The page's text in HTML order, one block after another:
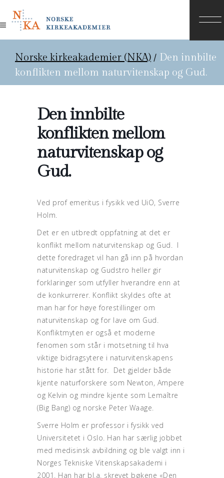
Norske kirkeakademier (NKA) / Den innbilte
konflikten mellom naturvitenskap og Gud.
Den innbilte
konflikten mellom
naturvitenskap og
Gud.
Ved prof emeritus i fysikk ved UiO, Sverre
Holm.
Det er en utbredt oppfatning at det er
konflikt mellom naturvitenskap og Gud. I
dette foredraget vil han gå inn på hvordan
naturvitenskap og Gudstro heller gir
forklaringer som utfyller hverandre enn at
de konkurrerer. Konflikt skyldes ofte at
man har for høye forestillinger om
naturvitenskap og for lave om Gud.
Konfliktmyten er også et moderne
fenomen som står i motsetning til hva
viktige bidragsytere i naturvitenskapens
historie har stått for. Det gjelder både
kjente naturforskere som Newton, Ampere
og Kelvin og mindre kjente som Lemaître
(Big Bang) og norske Peter Waage.
Sverre Holm er professor i fysikk ved
Universitetet i Oslo. Han har særlig jobbet
med medisinsk avbildning og ble valgt inn i
Norges Tekniske Vitenskapsakademi i
2001. Han har bl.a. skrevet bøkene «Den